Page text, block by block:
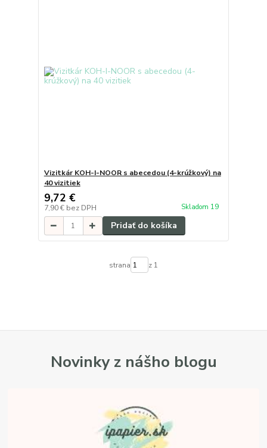
Vizitkár KOH-I-NOOR s abecedou (4-krúžkový) na
40 vizitiek
9,72 €
7,90 € bez DPH Skladom 19
Pridať do košíka
strana z 1
Novinky z nášho blogu